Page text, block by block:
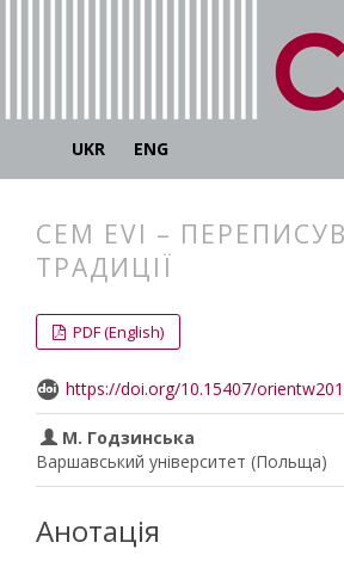
UKR ENG
CEM EVI –
ТРАДИЦІЇ
PDF (English)
https://doi.org/10.15407/
M. Годзинська
Варшавський університет (Польща)
Анотація